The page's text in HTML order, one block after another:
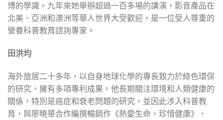
博的學識。九年來她舉辦超過一百多場的講演，影音產品在
北美、亞洲和澳洲等華人世界大受歡迎，是一位受人尊重的
營養科普教育諮詢專家。
田洪均
海外旅居二十多年，以自身地球化學的專長致力於綠色環保
的研究，擁有多項專利成果。他長期關注環境和人類健康的
關係，特別是癌症和衰老問題的研究，並因此涉入科普教
育，與廖曉華合作編撰暢銷作《熱愛生命，珍惜健康》、